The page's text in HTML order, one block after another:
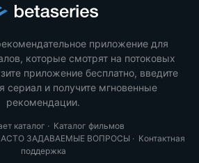
приложение для
которые смотрят на потоковых
приложение бесплатно, введите
сериал и получите мгновенные
рекомендации.
каталог · Каталог фильмов
ЗАДАВАЕМЫЕ ВОПРОСЫ · Контактная
поддержка